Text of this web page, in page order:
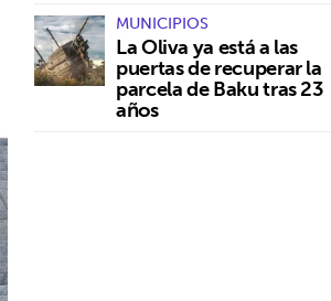
MUNICIPIOS
La Oliva ya está a las
puertas de recuperar la
parcela de Baku tras 23
años